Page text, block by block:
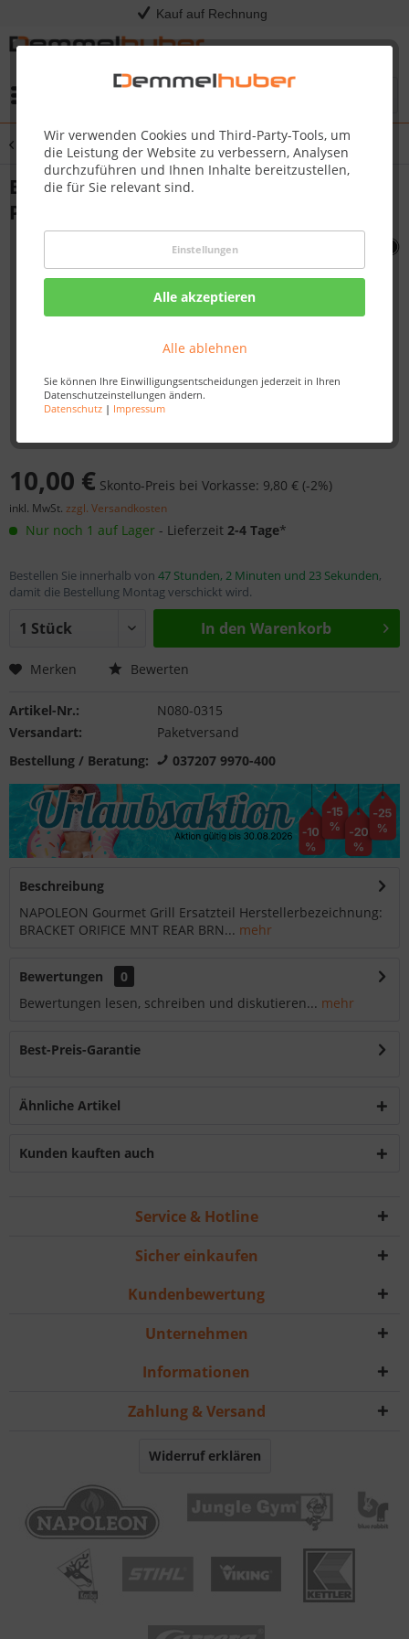
Kauf auf Rechnung
Wir verwenden Cookies und Third-Party-Tools, um
die Leistung der Website zu verbessern, Analysen
durchzuführen und Ihnen Inhalte bereitzustellen,
die für Sie relevant sind.
Einstellungen
Alle akzeptieren
Alle ablehnen
Sie können Ihre Einwilligungsentscheidungen jederzeit in Ihren
Datenschutzeinstellungen ändern.
Datenschutz| Impressum
Übersicht PRO825
BRACKET ORIFICE MNT REAR BRN
PRO665/825 #N080-0315
10,00 € Skonto-Preis bei Vorkasse: 9,80 € (-2%)
inkl. MwSt. zzgl. Versandkosten
Nur noch 1 auf Lager - Lieferzeit 2-4 Tage*
Bestellen Sie innerhalb von 47 Stunden, 2 Minuten und 23 Sekunden,
damit die Bestellung Montag verschickt wird.
In den Warenkorb
Merken Bewerten
Artikel-Nr.:
N080-0315
Versandart:
Paketversand
Bestellung / Beratung:
037207 9970-400
Beschreibung
NAPOLEON Gourmet Grill Ersatzteil Herstellerbezeichnung:
BRACKET ORIFICE MNT REAR BRN... mehr
Bewertungen
0
Bewertungen lesen, schreiben und diskutieren... mehr
Best-Preis-Garantie
Ähnliche Artikel
Kunden kauften auch
Service & Hotline
Sicher einkaufen
Kundenbewertung
Unternehmen
Informationen
Zahlung & Versand
Widerruf erklären